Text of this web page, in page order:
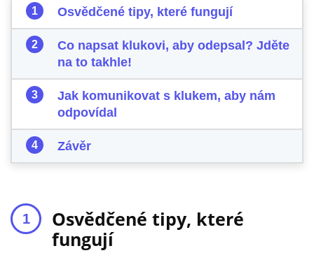
Osvědčené tipy, které fungují
Co napsat klukovi, aby odepsal? Jděte
na to takhle!
Jak komunikovat s klukem, aby nám
odpovídal
Závěr
Osvědčené tipy, které
fungují